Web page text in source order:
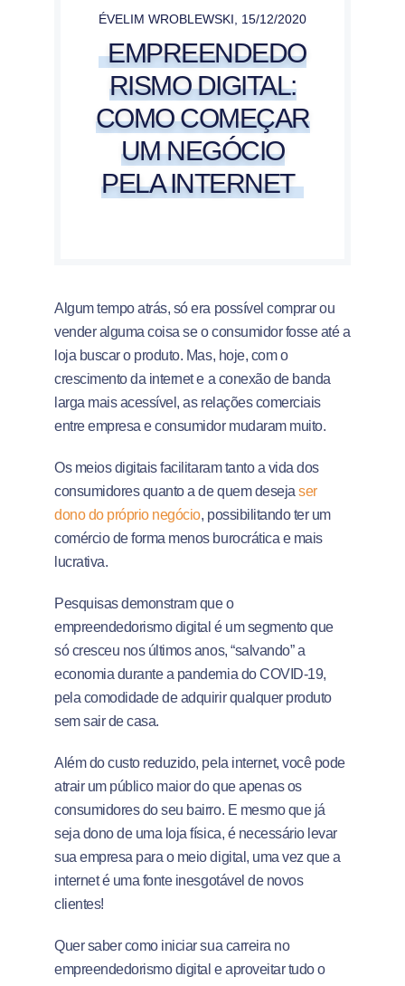
ÉVELIM WROBLEWSKI, 15/12/2020
EMPREENDEDO
RISMO DIGITAL:
COMO COMEÇAR
UM NEGÓCIO
PELA INTERNET
Algum tempo atrás, só era possível comprar ou
vender alguma coisa se o consumidor fosse até a
loja buscar o produto. Mas, hoje, com o
crescimento da internet e a conexão de banda
larga mais acessível, as relações comerciais
entre empresa e consumidor mudaram muito.
Os meios digitais facilitaram tanto a vida dos
consumidores quanto a de quem desejaser
dono do próprio negócio, possibilitando ter um
comércio de forma menos burocrática e mais
lucrativa.
Pesquisas demonstram que o
empreendedorismo digital é um segmento que
só cresceu nos últimos anos, “salvando” a
economia durante a pandemia do COVID-19,
pela comodidade de adquirir qualquer produto
sem sair de casa.
Além do custo reduzido, pela internet, você pode
atrair um público maior do que apenas os
consumidores do seu bairro. E mesmo que já
seja dono de uma loja física, é necessário levar
sua empresa para o meio digital, uma vez que a
internet é uma fonte inesgotável de novos
clientes!
Quer saber como iniciar sua carreira no
empreendedorismo digital e aproveitar tudo o